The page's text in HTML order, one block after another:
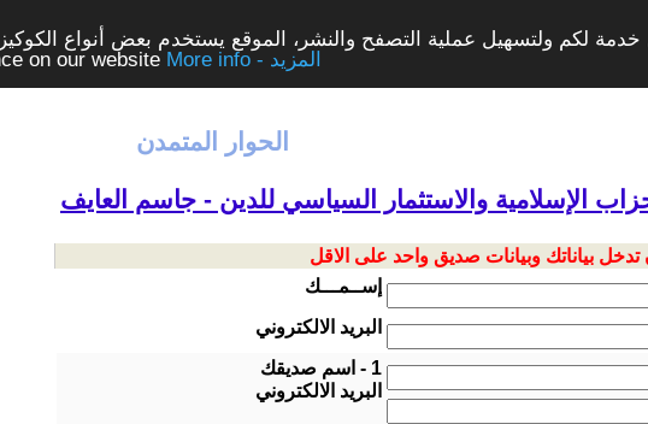
خدمة لكم ولتسهيل عملية التصفح والنشر، الموقع يستخدم بعض أنواع
on our website
More info - المزيد
الحوار المتمدن
الإسلامية والاستثمار السياسي للدين - جاسم العايف
بياناتك وبيانات صديق واحد على الاقل
إســمـــك
البريد الالكتروني
1 - اسم صديقك
البريد الالكتروني